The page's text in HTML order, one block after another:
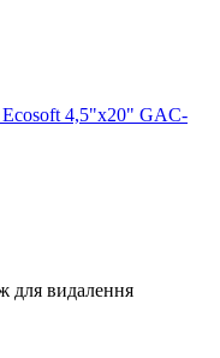
4,5"х20" GAC-
для видалення